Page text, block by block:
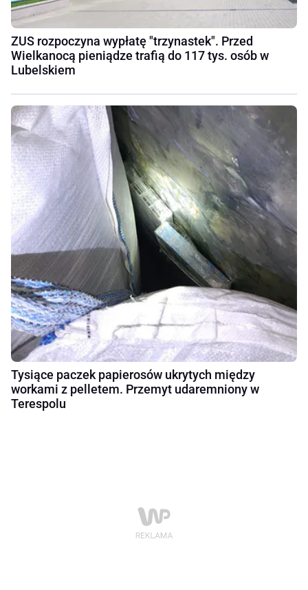
ZUS rozpoczyna wypłatę "trzynastek". Przed
Wielkanocą pieniądze trafią do 117 tys. osób w
Lubelskiem
Tysiące paczek papierosów ukrytych między
workami z pelletem. Przemyt udaremniony w
Terespolu